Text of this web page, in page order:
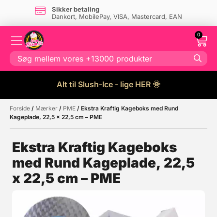
Sikker betaling
Dankort, MobilePay, VISA, Mastercard, EAN
0
Alt til Slush-Ice - lige HER 🌞
Måske kunne nogle af disse
produkter have din interesse?
Forside / Mærker / PME / Ekstra Kraftig Kageboks med Rund
Kageplade, 22,5 x 22,5 cm – PME
Ekstra Kraftig Kageboks
med Rund Kageplade, 22,5
x 22,5 cm – PME